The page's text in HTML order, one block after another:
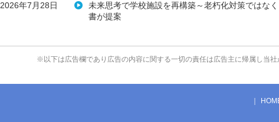
2026年7月28日
未来思考で学校施設を再構築～老朽化対策ではな
書が提案
※以下は広告欄であり広告の内容に関する一切の責任は広告主に帰属し当社